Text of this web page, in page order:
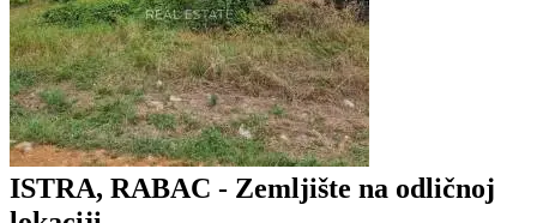
ISTRA, RABAC - Zemljište na odličnoj